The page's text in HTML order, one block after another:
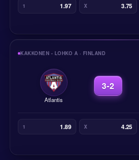
1 1.97 X 3.75
KAKKONEN - LOHKO A · FINLAND
Atlantis
3-2
1 1.89 X 4.25